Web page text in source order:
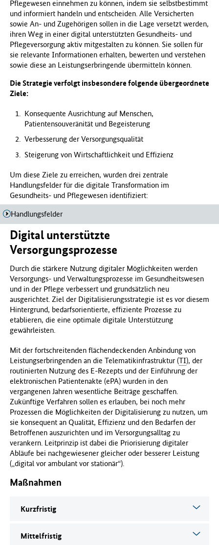
(
B
M
Pflegewesen einnehmen zu können, indem sie selbstbestimmt
und informiert handeln und entscheiden. Alle Versicherten
sowie An- und Zugehörigen sollen in die Lage versetzt werden,
ihren Weg in einer digital unterstützten Gesundheits- und
Pflegeversorgung aktiv mitgestalten zu können. Sie sollen für
sie relevante Informationen erhalten, bewerten und verstehen
sowie diese an Leistungserbringende übermitteln können.
Die Strategie verfolgt insbesondere folgende übergeordnete
Ziele:
Konsequente Ausrichtung auf Menschen,
Patientensouveränität und Begeisterung
Verbesserung der Versorgungsqualität
Steigerung von Wirtschaftlichkeit und Effizienz
Um diese Ziele zu erreichen, wurden drei zentrale
Handlungsfelder für die digitale Transformation im
Gesundheits- und Pflegewesen identifiziert:
Handlungsfelder
Digital unterstützte
Versorgungsprozesse
Durch die stärkere Nutzung digitaler Möglichkeiten werden
Versorgungs- und Verwaltungsprozesse im Gesundheitswesen
und in der Pflege verbessert und grundsätzlich neu
ausgerichtet. Ziel der Digitalisierungsstrategie ist es vor diesem
Hintergrund, bedarfsorientierte, effiziente Prozesse zu
etablieren, die eine optimale digitale Unterstützung
gewährleisten.
Mit der fortschreitenden flächendeckenden Anbindung von
Leistungserbringenden an die Telematikinfrastruktur (TI), der
routinierten Nutzung des E-Rezepts und der Einführung der
elektronischen Patientenakte (ePA) wurden in den
vergangenen Jahren wesentliche Beiträge geschaffen.
Zukünftige Verfahren sollen es erlauben, bei noch mehr
Prozessen die Möglichkeiten der Digitalisierung zu nutzen, um
sie konsequent an Qualität, Effizienz und den Bedarfen der
Betroffenen auszurichten und im Versorgungsalltag zu
verankern. Leitprinzip ist dabei die Priorisierung digitaler
Abläufe bei nachgewiesener gleicher oder besserer Leistung
(„digital vor ambulant vor stationär“).
Maßnahmen
Kurzfristig
Mittelfristig